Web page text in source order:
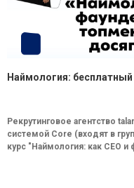
Наймология: бесплатный
Рекрутинговое агентство
системой Core (входят в
курс "Наймология: как СEO и